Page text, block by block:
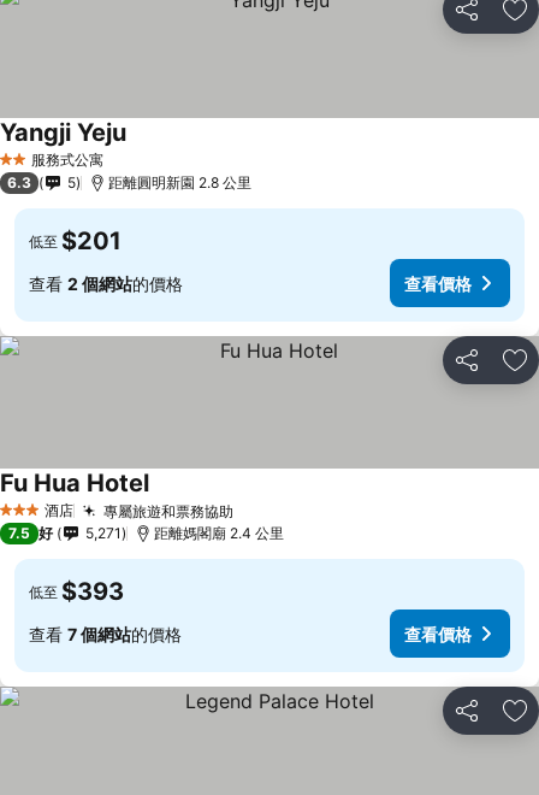
分享 放
2 星級服務式公寓
Yangji Yeju
6.3 5 距離圓明新園 2.8 公里
低至 $201
查看 2 個網站的價格 查看價格
分享 放
3 星級 酒店 專屬旅遊和票務協助
Fu Hua Hotel
7.5 好 5,271 距離媽閣廟 2.4 公里
低至 $393
查看 7 個網站的價格 查看價格
分享 放